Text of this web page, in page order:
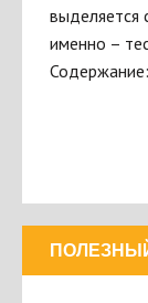
выделяется
именно –